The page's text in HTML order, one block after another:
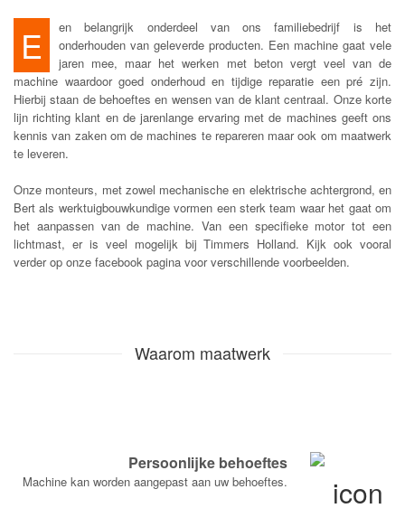
E
en belangrijk onderdeel van ons familiebedrijf is het
onderhouden van geleverde producten. Een machine gaat vele
jaren mee, maar het werken met beton vergt veel van de
machine waardoor goed onderhoud en tijdige reparatie een pré zijn.
Hierbij staan de behoeftes en wensen van de klant centraal. Onze korte
lijn richting klant en de jarenlange ervaring met de machines geeft ons
kennis van zaken om de machines te repareren maar ook om maatwerk
te leveren.
Onze monteurs, met zowel mechanische en elektrische achtergrond, en
Bert als werktuigbouwkundige vormen een sterk team waar het gaat om
het aanpassen van de machine. Van een specifieke motor tot een
lichtmast, er is veel mogelijk bij Timmers Holland. Kijk ook vooral
verder op onze facebook pagina voor verschillende voorbeelden.
Waarom maatwerk
Persoonlijke behoeftes
Machine kan worden aangepast aan uw behoeftes.